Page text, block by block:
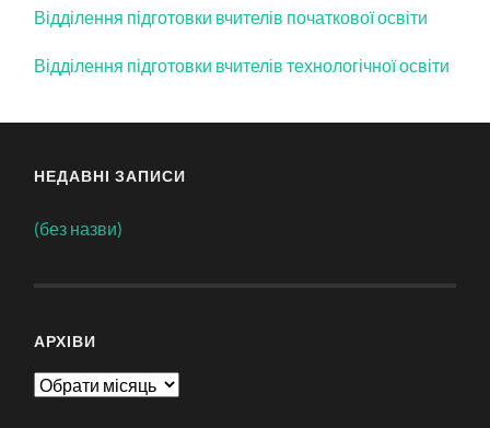
Відділення підготовки вчителів початкової освіти
Відділення підготовки вчителів технологічної освіти
НЕДАВНІ ЗАПИСИ
(без назви)
АРХІВИ
Архіви